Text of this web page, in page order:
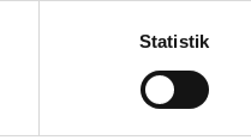
Statistik